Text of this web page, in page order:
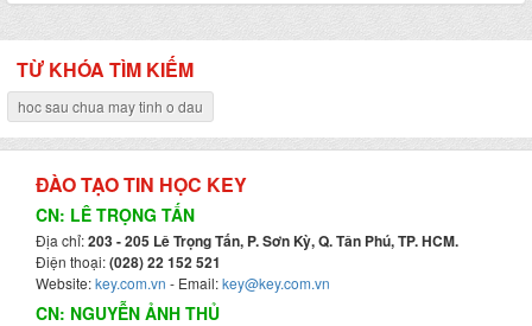
TỪ KHÓA TÌM KIẾM
hoc sau chua may tinh o dau
ĐÀO TẠO TIN HỌC KEY
CN: LÊ TRỌNG TẤN
Địa chỉ:203 - 205 Lê Trọng Tấn, P. Sơn Kỳ, Q. Tân Phú, TP. HCM.
Điện thoại:(028) 22 152 521
Website:key.com.vn - Email:key@key.com.vn
CN: NGUYỄN ẢNH THỦ